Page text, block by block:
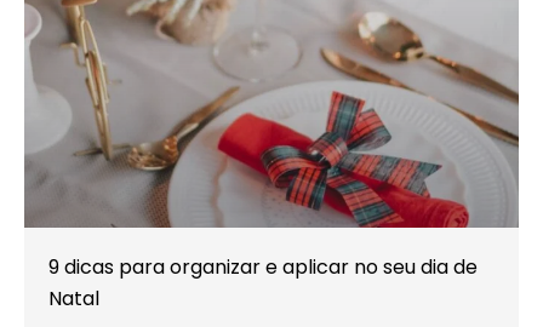
9 dicas para organizar e aplicar no seu dia de
Natal